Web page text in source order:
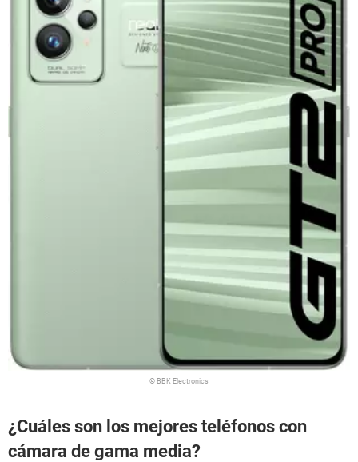
© BBK Electronics
¿Cuáles son los mejores teléfonos con
cámara de gama media?